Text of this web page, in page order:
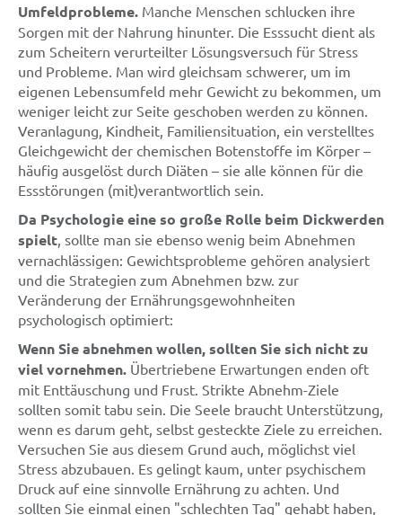
Umfeldprobleme. Manche Menschen schlucken ihre
Sorgen mit der Nahrung hinunter. Die Esssucht dient als
zum Scheitern verurteilter Lösungsversuch für Stress
und Probleme. Man wird gleichsam schwerer, um im
eigenen Lebensumfeld mehr Gewicht zu bekommen, um
weniger leicht zur Seite geschoben werden zu können.
Veranlagung, Kindheit, Familiensituation, ein verstelltes
Gleichgewicht der chemischen Botenstoffe im Körper –
häufig ausgelöst durch Diäten – sie alle können für die
Essstörungen (mit)verantwortlich sein.
Da Psychologie eine so große Rolle beim Dickwerden
spielt , sollte man sie ebenso wenig beim Abnehmen
vernachlässigen: Gewichtsprobleme gehören analysiert
und die Strategien zum Abnehmen bzw. zur
Veränderung der Ernährungsgewohnheiten
psychologisch optimiert:
Wenn Sie abnehmen wollen, sollten Sie sich nicht zu
viel vornehmen. Übertriebene Erwartungen enden oft
mit Enttäuschung und Frust. Strikte Abnehm-Ziele
sollten somit tabu sein. Die Seele braucht Unterstützung,
wenn es darum geht, selbst gesteckte Ziele zu erreichen.
Versuchen Sie aus diesem Grund auch, möglichst viel
Stress abzubauen. Es gelingt kaum, unter psychischem
Druck auf eine sinnvolle Ernährung zu achten. Und
sollten Sie einmal einen "schlechten Tag" gehabt haben,